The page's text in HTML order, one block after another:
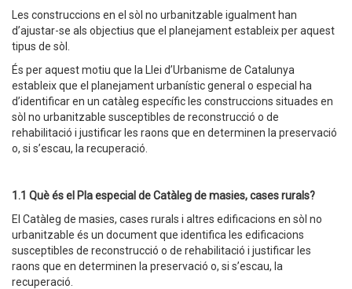
Les construccions en el sòl no urbanitzable igualment han
d’ajustar-se als objectius que el planejament estableix per aquest
tipus de sòl.
És per aquest motiu que la Llei d’Urbanisme de Catalunya
estableix que el planejament urbanístic general o especial ha
d’identificar en un catàleg específic les construccions situades en
sòl no urbanitzable susceptibles de reconstrucció o de
rehabilitació i justificar les raons que en determinen la preservació
o, si s’escau, la recuperació.
1.1 Què és el Pla especial de Catàleg de masies, cases rurals?
El Catàleg de masies, cases rurals i altres edificacions en sòl no
urbanitzable és un document que identifica les edificacions
susceptibles de reconstrucció o de rehabilitació i justificar les
raons que en determinen la preservació o, si s’escau, la
recuperació.